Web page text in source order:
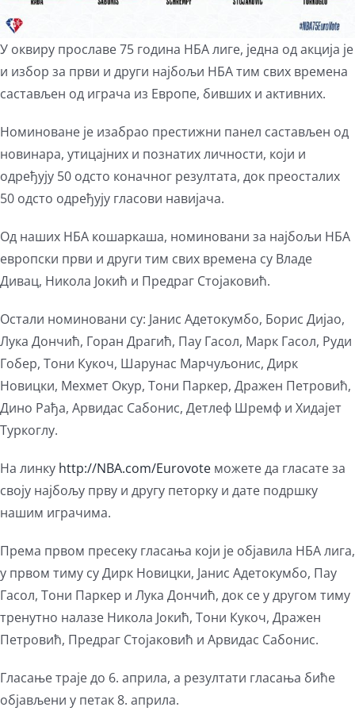
У оквиру прославе 75 година НБА лиге, једна од акција је
и избор за први и други најбољи НБА тим свих времена
састављен од играча из Европе, бивших и активних.
Номиноване је изабрао престижни панел састављен од
новинара, утицајних и познатих личности, који и
одређују 50 одсто коначног резултата, док преосталих
50 одсто одређују гласови навијача.
Од наших НБА кошаркаша, номиновани за најбољи НБА
европски први и други тим свих времена су Владе
Дивац, Никола Јокић и Предраг Стојаковић.
Остали номиновани су: Јанис Адетокумбо, Борис Дијао,
Лука Дончић, Горан Драгић, Пау Гасол, Марк Гасол, Руди
Гобер, Тони Кукоч, Шарунас Марчуљонис, Дирк
Новицки, Мехмет Окур, Тони Паркер, Дражен Петровић,
Дино Рађа, Арвидас Сабонис, Детлеф Шремф и Хидајет
Туркоглу.
На линку http://NBA.com/Eurovote можете да гласате за
своју најбољу прву и другу петорку и дате подршку
нашим играчима.
Према првом пресеку гласања који је објавила НБА лига,
у првом тиму су Дирк Новицки, Јанис Адетокумбо, Пау
Гасол, Тони Паркер и Лука Дончић, док се у другом тиму
тренутно налазе Никола Јокић, Тони Кукоч, Дражен
Петровић, Предраг Стојаковић и Арвидас Сабонис.
Гласање траје до 6. априла, а резултати гласања биће
објављени у петак 8. априла.